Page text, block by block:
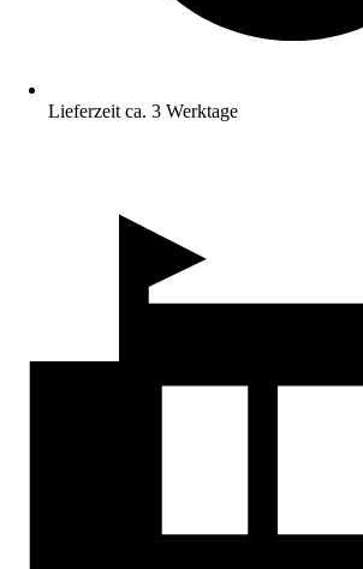
Lieferzeit ca. 3 Werktage